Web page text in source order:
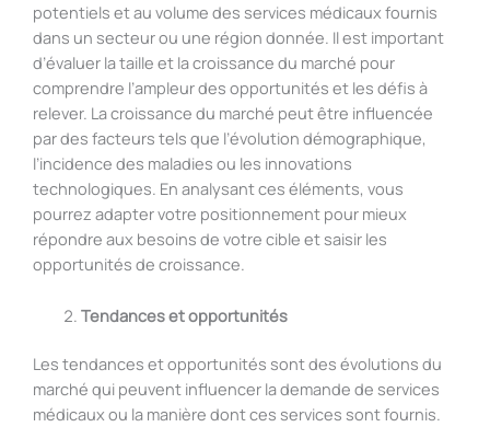
potentiels et au volume des services médicaux fournis
dans un secteur ou une région donnée. Il est important
d’évaluer la taille et la croissance du marché pour
comprendre l’ampleur des opportunités et les défis à
relever. La croissance du marché peut être influencée
par des facteurs tels que l’évolution démographique,
l’incidence des maladies ou les innovations
technologiques. En analysant ces éléments, vous
pourrez adapter votre positionnement pour mieux
répondre aux besoins de votre cible et saisir les
opportunités de croissance.
Tendances et opportunités
Les tendances et opportunités sont des évolutions du
marché qui peuvent influencer la demande de services
médicaux ou la manière dont ces services sont fournis.